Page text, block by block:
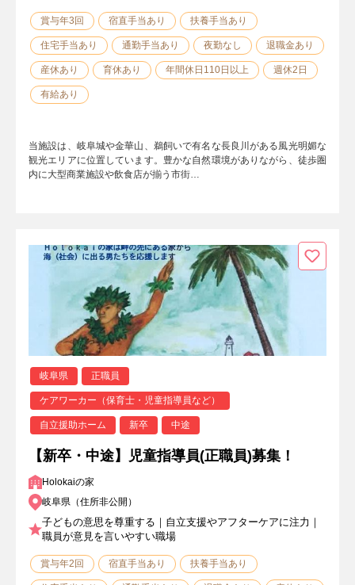
賞与年3回 宿直手当あり 扶養手当あり
住宅手当あり 通勤手当あり 夜勤なし 退職金あり
産休あり 育休あり 年間休日110日以上 週休2日
有給あり
当施設は、岐阜城や金華山、鵜飼いで有名な長良川がある風光明媚な
観光エリアに位置しています。豊かな自然環境がありながら、徒歩圏
内に大型商業施設や飲食店が揃う市街…
岐阜県 正職員
ケアワーカー（保育士・児童指導員など）
自立援助ホーム 新卒 中途
【新卒・中途】児童指導員(正職員)募集！
Holokaiの家
岐阜県（住所非公開）
子どもの意思を尊重する｜自立支援やアフターケアに注力｜
職員が意見を言いやすい職場
賞与年2回 宿直手当あり 扶養手当あり